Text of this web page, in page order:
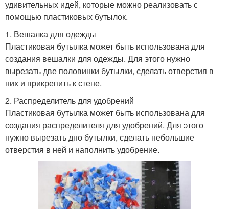
удивительных идей, которые можно реализовать с
помощью пластиковых бутылок.
1. Вешалка для одежды
Пластиковая бутылка может быть использована для
создания вешалки для одежды. Для этого нужно
вырезать две половинки бутылки, сделать отверстия в
них и прикрепить к стене.
2. Распределитель для удобрений
Пластиковая бутылка может быть использована для
создания распределителя для удобрений. Для этого
нужно вырезать дно бутылки, сделать небольшие
отверстия в ней и наполнить удобрение.